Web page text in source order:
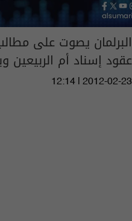
البرلمان يصوت على
عقود إسناد أم الربيعين
12:14 | 2012-02-23